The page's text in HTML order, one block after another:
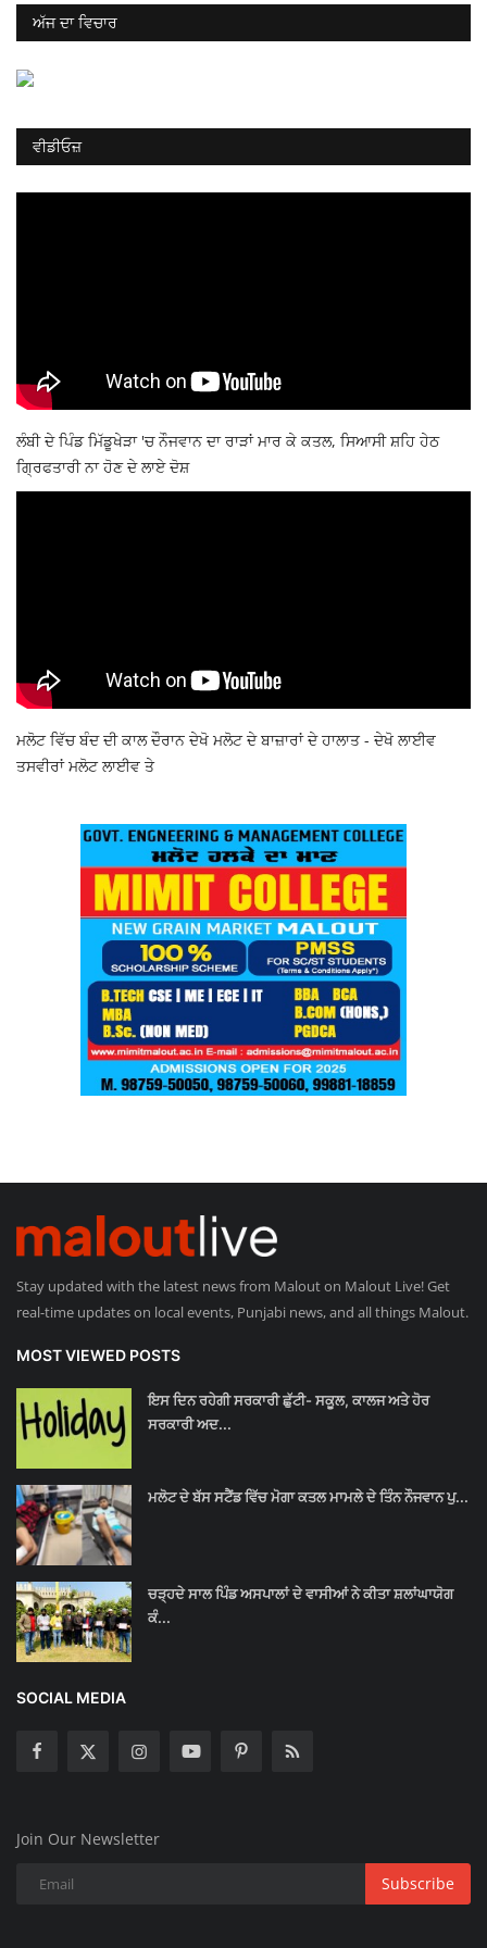
ਅੱਜ ਦਾ ਵਿਚਾਰ
ਵੀਡੀਓਜ਼
ਲੰਬੀ ਦੇ ਪਿੰਡ ਮਿੱਡੂਖੇੜਾ 'ਚ ਨੌਜਵਾਨ ਦਾ ਰਾੜਾਂ ਮਾਰ ਕੇ ਕਤਲ, ਸਿਆਸੀ ਸ਼ਹਿ ਹੇਠ
ਗ੍ਰਿਫਤਾਰੀ ਨਾ ਹੋਣ ਦੇ ਲਾਏ ਦੋਸ਼
ਮਲੋਟ ਵਿੱਚ ਬੰਦ ਦੀ ਕਾਲ ਦੌਰਾਨ ਦੇਖੋ ਮਲੋਟ ਦੇ ਬਾਜ਼ਾਰਾਂ ਦੇ ਹਾਲਾਤ - ਦੇਖੋ ਲਾਈਵ
ਤਸਵੀਰਾਂ ਮਲੋਟ ਲਾਈਵ ਤੇ
Stay updated with the latest news from Malout on Malout Live! Get
real-time updates on local events, Punjabi news, and all things Malout.
MOST VIEWED POSTS
ਇਸ ਦਿਨ ਰਹੇਗੀ ਸਰਕਾਰੀ ਛੁੱਟੀ- ਸਕੂਲ, ਕਾਲਜ ਅਤੇ ਹੋਰ
ਸਰਕਾਰੀ ਅਦ...
ਮਲੋਟ ਦੇ ਬੱਸ ਸਟੈਂਡ ਵਿੱਚ ਮੋਗਾ ਕਤਲ ਮਾਮਲੇ ਦੇ ਤਿੰਨ ਨੌਜਵਾਨ ਪੁ...
ਚੜ੍ਹਦੇ ਸਾਲ ਪਿੰਡ ਅਸਪਾਲਾਂ ਦੇ ਵਾਸੀਆਂ ਨੇ ਕੀਤਾ ਸ਼ਲਾਂਘਾਯੋਗ
ਕੰ...
SOCIAL MEDIA
Join Our Newsletter
Subscribe